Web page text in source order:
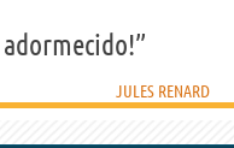
JULES RENARD